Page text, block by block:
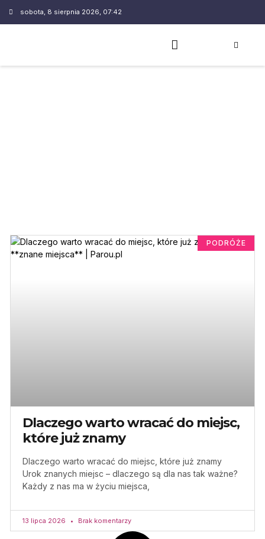
sobota, 8 sierpnia 2026, 07:42
PODRÓŻE
Dlaczego warto wracać do miejsc,
które już znamy
Dlaczego warto wracać do miejsc, które już znamy
Urok znanych miejsc – dlaczego są dla nas tak ważne?
Każdy z nas ma w życiu miejsca,
13 lipca 2026 Brak komentarzy